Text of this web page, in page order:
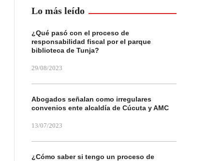
Lo más leído
¿Qué pasó con el proceso de
responsabilidad fiscal por el parque
biblioteca de Tunja?
29/08/2023
Abogados señalan como irregulares
convenios ente alcaldía de Cúcuta y AMC
13/07/2023
¿Cómo saber si tengo un proceso de